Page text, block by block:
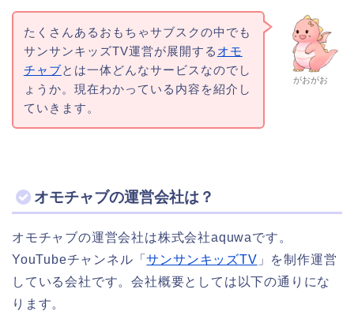
がおがお
たくさんあるおもちゃサブスクの中でも
サンサンキッズTV運営が展開する オモ
チャブとは一体どんなサービスなのでし
ょうか。現在わかっている内容を紹介し
ていきます。
オモチャブの運営会社は？
オモチャブの運営会社は株式会社aquwaです。
YouTubeチャンネル「サンサンキッズTV 」を制作運営
している会社です。会社概要としては以下の通りにな
ります。